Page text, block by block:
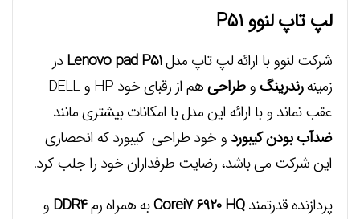
لپ تاپ لنوو P51
شرکت لنوو با ارائه لپ تاپ مدلLenovo pad P51در
زمینهرندرینگوطراحی
هم از رقبای خود HP و DELL
عقب نماند و با ارائه این مدل با امکانات بیشتری مانند
ضدآب بودن کیبورد و خود طراحی کیبورد که انحصاری
این شرکت می باشد، رضایت طرفداران خود را جلب کرد.
پردازنده قدرتمندCorei7 6920 HQبه همراه رمDDR4 و